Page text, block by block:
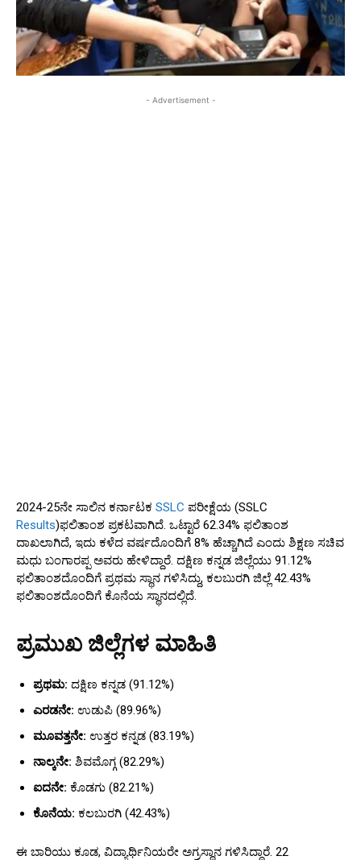
- Advertisement -
2024-25ನೇ ಸಾಲಿನ ಕರ್ನಾಟಕ SSLC ಪರೀಕ್ಷೆಯ (SSLC
Results)ಫಲಿತಾಂಶ ಪ್ರಕಟವಾಗಿದೆ. ಒಟ್ಟಾರೆ 62.34% ಫಲಿತಾಂಶ
ದಾಖಲಾಗಿದೆ, ಇದು ಕಳೆದ ವರ್ಷದೊಂದಿಗೆ 8% ಹೆಚ್ಚಾಗಿದೆ ಎಂದು ಶಿಕ್ಷಣ ಸಚಿವ
ಮಧು ಬಂಗಾರಪ್ಪ ಅವರು ಹೇಳಿದ್ದಾರೆ. ದಕ್ಷಿಣ ಕನ್ನಡ ಜಿಲ್ಲೆಯು 91.12%
ಫಲಿತಾಂಶದೊಂದಿಗೆ ಪ್ರಥಮ ಸ್ಥಾನ ಗಳಿಸಿದ್ದು, ಕಲಬುರಗಿ ಜಿಲ್ಲೆ 42.43%
ಫಲಿತಾಂಶದೊಂದಿಗೆ ಕೊನೆಯ ಸ್ಥಾನದಲ್ಲಿದೆ.
ಪ್ರಮುಖ ಜಿಲ್ಲೆಗಳ ಮಾಹಿತಿ
ಪ್ರಥಮ: ದಕ್ಷಿಣ ಕನ್ನಡ (91.12%)
ಎರಡನೇ: ಉಡುಪಿ (89.96%)
ಮೂವತ್ತನೇ: ಉತ್ತರ ಕನ್ನಡ (83.19%)
ನಾಲ್ಕನೇ: ಶಿವಮೊಗ್ಗ (82.29%)
ಐದನೇ: ಕೊಡಗು (82.21%)
ಕೊನೆಯ: ಕಲಬುರಗಿ (42.43%)
ಈ ಬಾರಿಯು ಕೂಡ, ವಿದ್ಯಾರ್ಥಿನಿಯರೇ ಅಗ್ರಸ್ಥಾನ ಗಳಿಸಿದ್ದಾರೆ. 22